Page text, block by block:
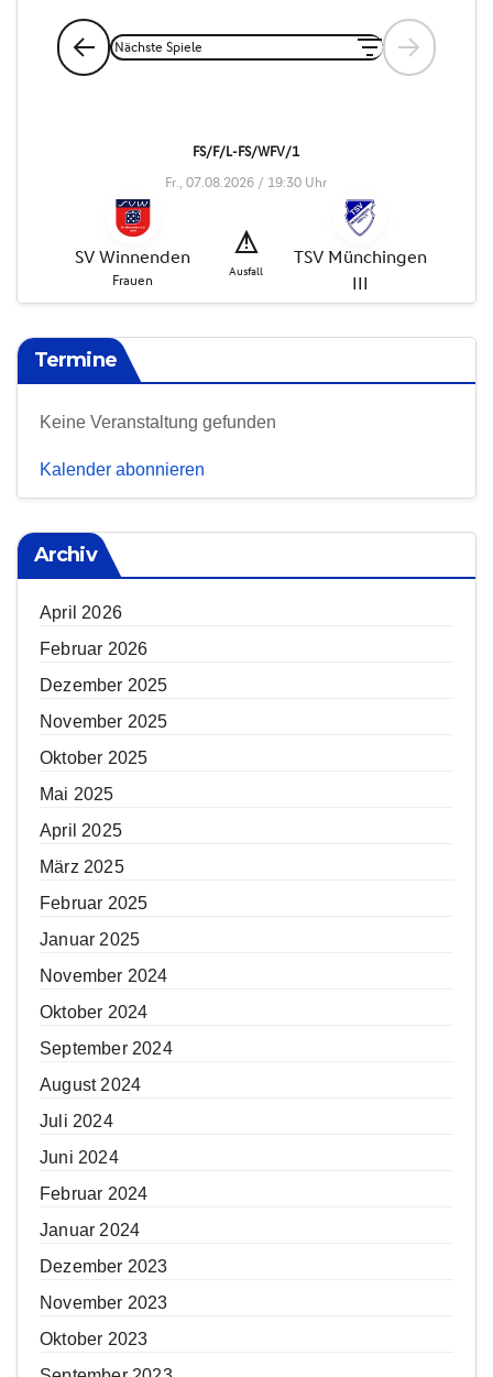
Termine
Keine Veranstaltung gefunden
Kalender abonnieren
Archiv
April 2026
Februar 2026
Dezember 2025
November 2025
Oktober 2025
Mai 2025
April 2025
März 2025
Februar 2025
Januar 2025
November 2024
Oktober 2024
September 2024
August 2024
Juli 2024
Juni 2024
Februar 2024
Januar 2024
Dezember 2023
November 2023
Oktober 2023